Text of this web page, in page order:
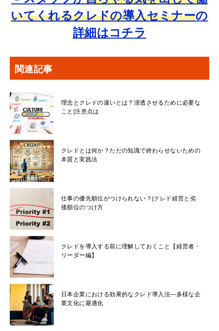
いてくれるクレドの導入セミナーの
詳細はコチラ
関連記事
理念とクレドの違いとは？浸透させるために必要な
こと|注意点は
クレドとは何か？ただの知識で終わらせないための
本質と実践法
仕事の優先順位がつけられない？|クレド経営と劣
後順位のつけ方
クレドを導入する前に理解しておくこと【経営者・
リーダー編】
日本企業における効果的なクレド導入法―多様な企
業文化に最適化